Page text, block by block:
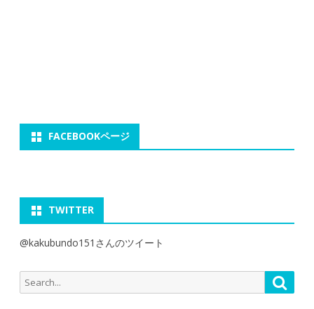
FACEBOOKページ
TWITTER
@kakubundo151さんのツイート
Search
for: